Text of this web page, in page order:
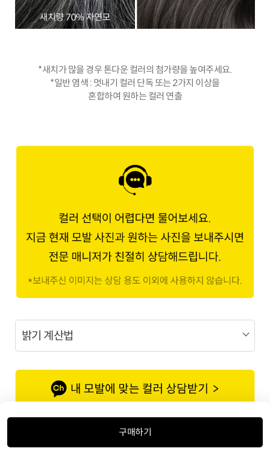
구매하기
*새치가 많을 경우 톤다운 컬러의 첨가량을 높여주세요.
*일반 염색 : 멋내기 컬러 단독 또는 2가지 이상을
혼합하여 원하는 컬러 연출
밝기 계산법